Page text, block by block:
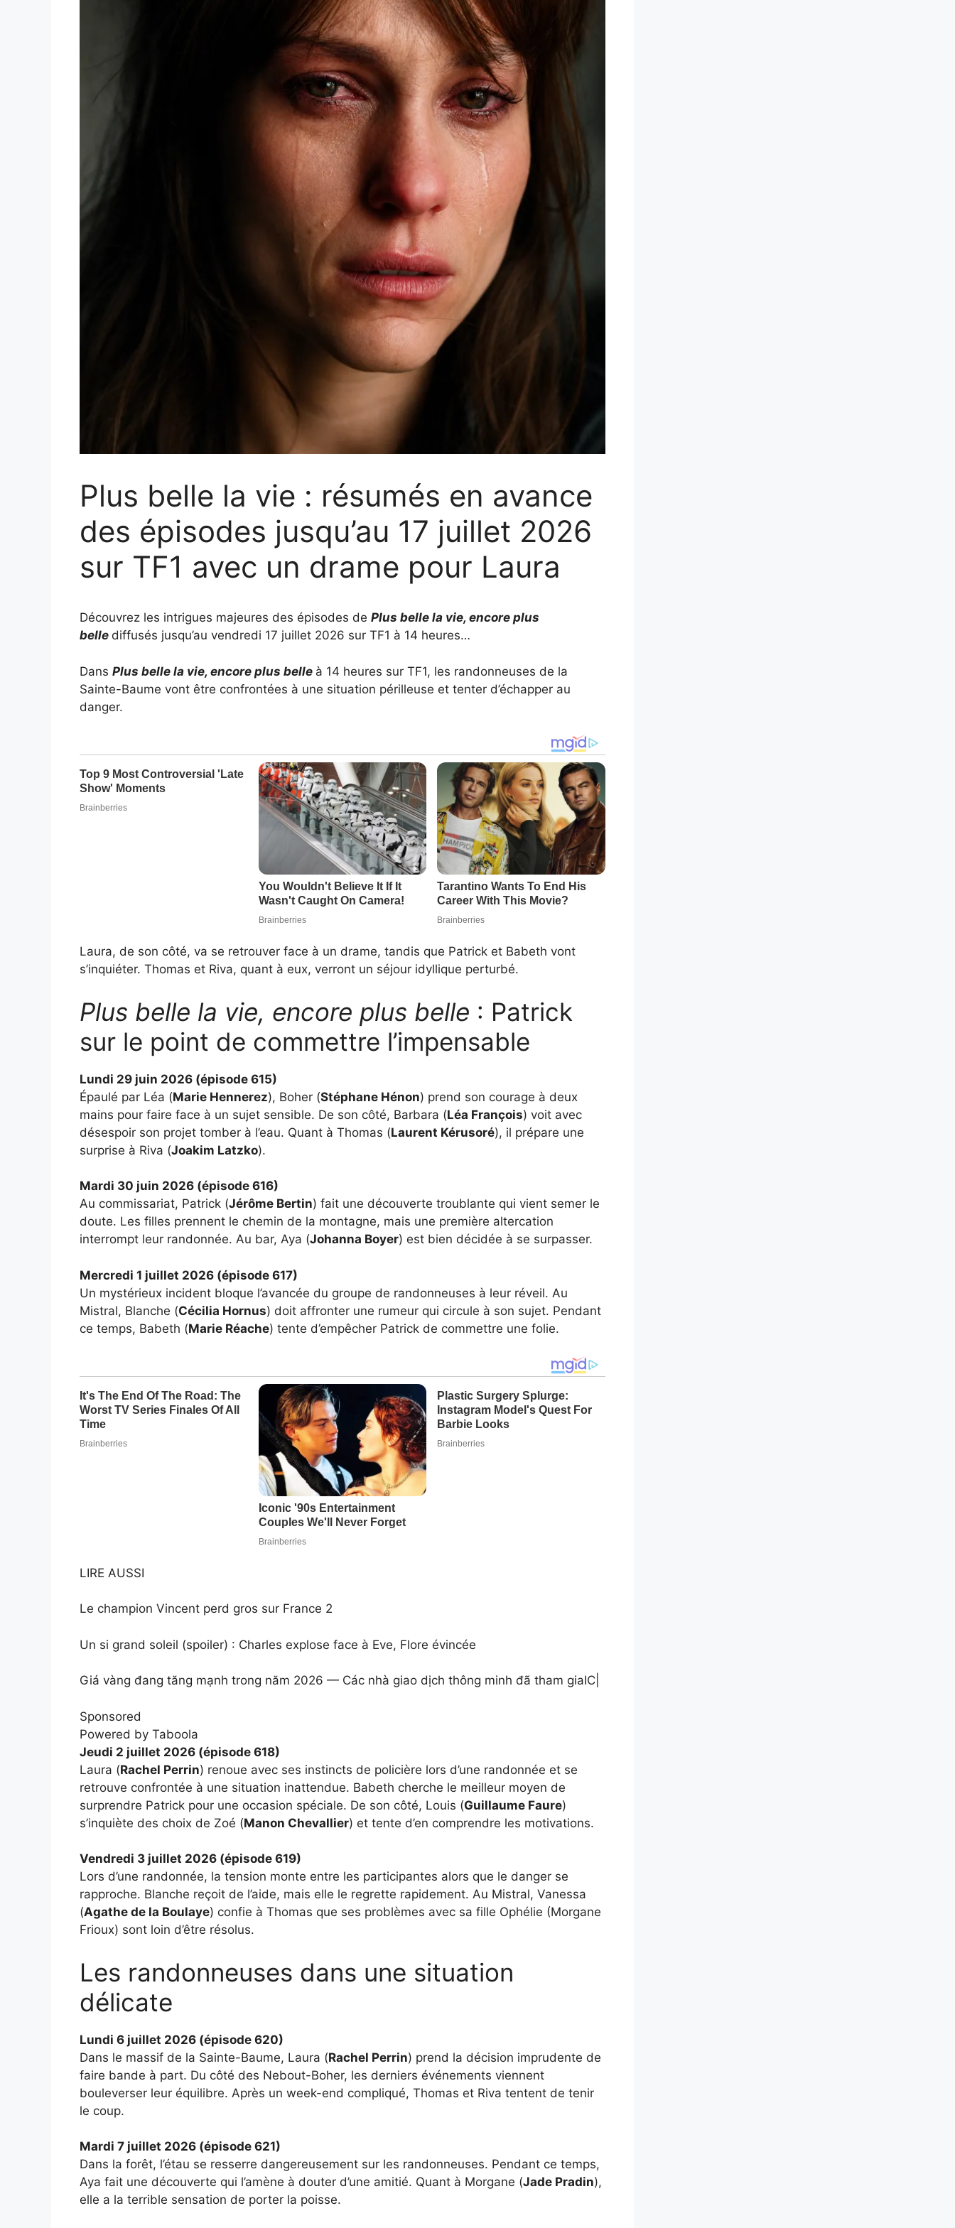
Plus belle la vie : résumés en avance
des épisodes jusqu’au 17 juillet 2026
sur TF1 avec un drame pour Laura
Découvrez les intrigues majeures des épisodes de Plus belle la vie, encore plus
belle diffusés jusqu’au vendredi 17 juillet 2026 sur TF1 à 14 heures…
Dans Plus belle la vie, encore plus belle à 14 heures sur TF1, les randonneuses de la
Sainte-Baume vont être confrontées à une situation périlleuse et tenter d’échapper au
danger.
Laura, de son côté, va se retrouver face à un drame, tandis que Patrick et Babeth vont
s’inquiéter. Thomas et Riva, quant à eux, verront un séjour idyllique perturbé.
Plus belle la vie, encore plus belle : Patrick
sur le point de commettre l’impensable
Lundi 29 juin 2026 (épisode 615)
Épaulé par Léa (Marie Hennerez), Boher (Stéphane Hénon) prend son courage à deux
mains pour faire face à un sujet sensible. De son côté, Barbara (Léa François) voit avec
désespoir son projet tomber à l’eau. Quant à Thomas (Laurent Kérusoré), il prépare une
surprise à Riva (Joakim Latzko).
Mardi 30 juin 2026 (épisode 616)
Au commissariat, Patrick (Jérôme Bertin) fait une découverte troublante qui vient semer le
doute. Les filles prennent le chemin de la montagne, mais une première altercation
interrompt leur randonnée. Au bar, Aya (Johanna Boyer) est bien décidée à se surpasser.
Mercredi 1 juillet 2026 (épisode 617)
Un mystérieux incident bloque l’avancée du groupe de randonneuses à leur réveil. Au
Mistral, Blanche (Cécilia Hornus) doit affronter une rumeur qui circule à son sujet. Pendant
ce temps, Babeth (Marie Réache) tente d’empêcher Patrick de commettre une folie.
LIRE AUSSI
Le champion Vincent perd gros sur France 2
Un si grand soleil (spoiler) : Charles explose face à Eve, Flore évincée
Giá vàng đang tăng mạnh trong năm 2026 — Các nhà giao dịch thông minh đã tham giaIC
Sponsored
Powered by Taboola
Jeudi 2 juillet 2026 (épisode 618)
Laura (Rachel Perrin) renoue avec ses instincts de policière lors d’une randonnée et se
retrouve confrontée à une situation inattendue. Babeth cherche le meilleur moyen de
surprendre Patrick pour une occasion spéciale. De son côté, Louis (Guillaume Faure)
s’inquiète des choix de Zoé (Manon Chevallier) et tente d’en comprendre les motivations.
Vendredi 3 juillet 2026 (épisode 619)
Lors d’une randonnée, la tension monte entre les participantes alors que le danger se
rapproche. Blanche reçoit de l’aide, mais elle le regrette rapidement. Au Mistral, Vanessa
(Agathe de la Boulaye) confie à Thomas que ses problèmes avec sa fille Ophélie (Morgane
Frioux) sont loin d’être résolus.
Les randonneuses dans une situation
délicate
Lundi 6 juillet 2026 (épisode 620)
Dans le massif de la Sainte-Baume, Laura (Rachel Perrin) prend la décision imprudente de
faire bande à part. Du côté des Nebout-Boher, les derniers événements viennent
bouleverser leur équilibre. Après un week-end compliqué, Thomas et Riva tentent de tenir
le coup.
Mardi 7 juillet 2026 (épisode 621)
Dans la forêt, l’étau se resserre dangereusement sur les randonneuses. Pendant ce temps,
Aya fait une découverte qui l’amène à douter d’une amitié. Quant à Morgane (Jade Pradin),
elle a la terrible sensation de porter la poisse.